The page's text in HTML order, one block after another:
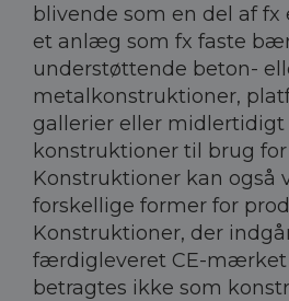
blivende som en del af
et anlæg som fx faste
understøttende beton-
metalkonstruktioner,
gallerier eller midlertidigt
konstruktioner til brug
Konstruktioner kan også
forskellige former for
Konstruktioner, der
færdigleveret CE-mærket
betragtes ikke som